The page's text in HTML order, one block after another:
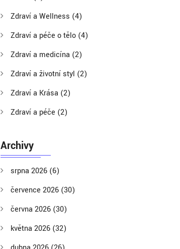
Zdraví a Wellness (4)
Zdraví a péče o tělo (4)
Zdraví a medicína (2)
Zdraví a životní styl (2)
Zdraví a Krása (2)
Zdraví a péče (2)
Archivy
srpna 2026 (6)
července 2026 (30)
června 2026 (30)
května 2026 (32)